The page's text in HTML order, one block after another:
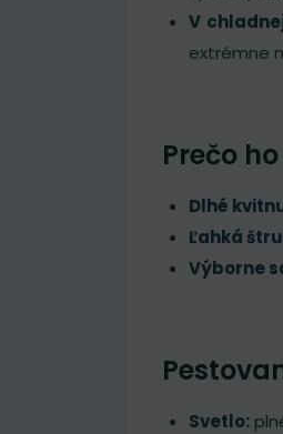
V
extrémne
Prečo
Dlhé
Ľahká
Výborne
Svetlo: